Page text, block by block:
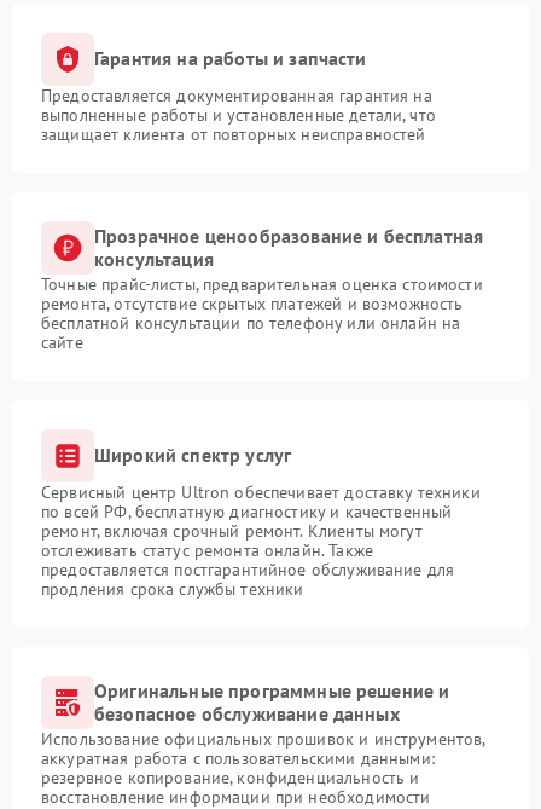
Гарантия на работы и запчасти
Предоставляется документированная гарантия на
выполненные работы и установленные детали, что
защищает клиента от повторных неисправностей
Прозрачное ценообразование и бесплатная
консультация
Точные прайс-листы, предварительная оценка стоимости
ремонта, отсутствие скрытых платежей и возможность
бесплатной консультации по телефону или онлайн на
сайте
Широкий спектр услуг
Сервисный центр Ultron обеспечивает доставку техники
по всей РФ, бесплатную диагностику и качественный
ремонт, включая срочный ремонт. Клиенты могут
отслеживать статус ремонта онлайн. Также
предоставляется постгарантийное обслуживание для
продления срока службы техники
Оригинальные программные решение и
безопасное обслуживание данных
Использование официальных прошивок и инструментов,
аккуратная работа с пользовательскими данными:
резервное копирование, конфиденциальность и
восстановление информации при необходимости